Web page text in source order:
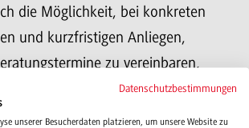
die Möglichkeit, bei konkreten
und kurzfristigen Anliegen,
zu vereinbaren,
Sie gerne das Projektteam des
direkt.
Datenschutzbestimmungen
unserer Besucherdaten platzieren, um unsere Website zu